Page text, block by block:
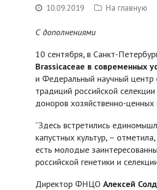
10.09.2019 На главную
С дополнениями
10 сентября, в Санкт-
Brassicaceae в современных
и Федеральный научный
традиций российской
доноров хозяйственно-ценных
“Здесь встретились
капустных культур, –
есть молодые
российской генетики и
Директор ФНЦО Алексей